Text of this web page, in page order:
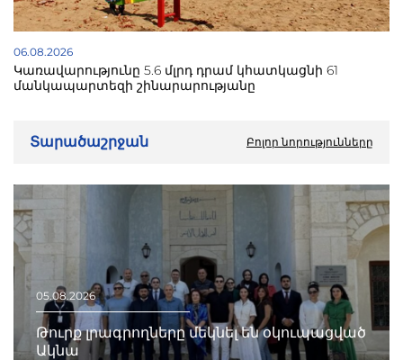
06.08.2026
Կառավարությունը 5.6 մլրդ դրամ կհատկացնի 61
մանկապարտեզի շինարարությանը
Տարածաշրջան Բոլոր նորությունները
05.08.2026
Թուրք լրագրողները մեկնել են օկուպացված
Ակնա